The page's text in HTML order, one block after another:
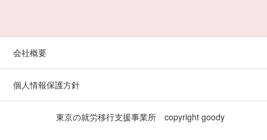
会社概要
個人情報保護方針
東京の就労移行支援事業所 copyright goody